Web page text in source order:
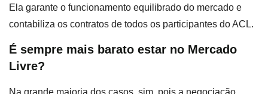
Ela garante o funcionamento equilibrado do mercado e
contabiliza os contratos de todos os participantes do ACL.
É sempre mais barato estar no Mercado
Livre?